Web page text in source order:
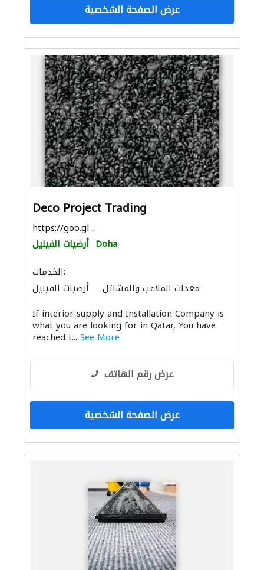
عرض الصفحة الشخصية
Deco Project Trading
https://goo.gl/maps/yFPidnV8UCpynpQZ9
أرضيات الفينيل Doha
الخدمات:
أرضيات الفينيل
معدات الملاعب والمشاتل
سجاد وموكيت
If interior supply and Installation Company is
what you are looking for in Qatar, You have
reached t... See More
عرض رقم الهاتف
عرض الصفحة الشخصية